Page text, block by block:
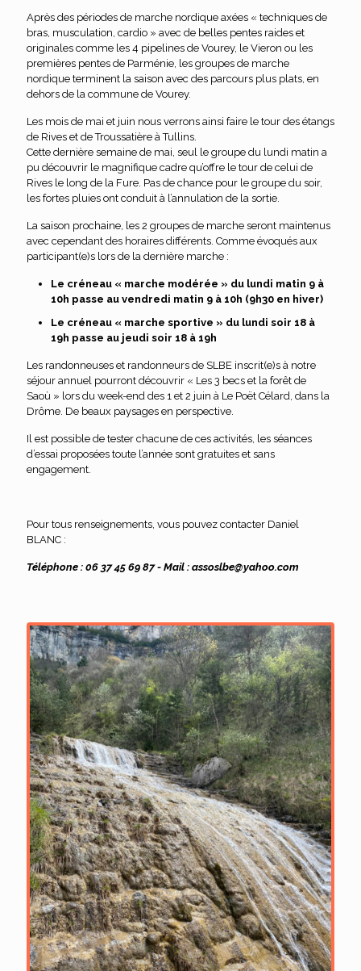
Après des périodes de marche nordique axées « techniques de
bras, musculation, cardio » avec de belles pentes raides et
originales comme les 4 pipelines de Vourey, le Vieron ou les
premières pentes de Parménie, les groupes de marche
nordique terminent la saison avec des parcours plus plats, en
dehors de la commune de Vourey.
Les mois de mai et juin nous verrons ainsi faire le tour des étangs
de Rives et de Troussatière à Tullins.
Cette dernière semaine de mai, seul le groupe du lundi matin a
pu découvrir le magnifique cadre qu’offre le tour de celui de
Rives le long de la Fure. Pas de chance pour le groupe du soir,
les fortes pluies ont conduit à l’annulation de la sortie.
La saison prochaine, les 2 groupes de marche seront maintenus
avec cependant des horaires différents. Comme évoqués aux
participant(e)s lors de la dernière marche :
Le créneau « marche modérée » du lundi matin 9 à
10h passe au vendredi matin 9 à 10h (9h30 en hiver)
Le créneau « marche sportive » du lundi soir 18 à
19h passe au jeudi soir 18 à 19h
Les randonneuses et randonneurs de SLBE inscrit(e)s à notre
séjour annuel pourront découvrir « Les 3 becs et la forêt de
Saoù » lors du week-end des 1 et 2 juin à Le Poët Célard, dans la
Drôme. De beaux paysages en perspective.
Il est possible de tester chacune de ces activités, les séances
d’essai proposées toute l’année sont gratuites et sans
engagement.
Pour tous renseignements, vous pouvez contacter Daniel
BLANC :
Téléphone : 06 37 45 69 87 - Mail : assoslbe@yahoo.com